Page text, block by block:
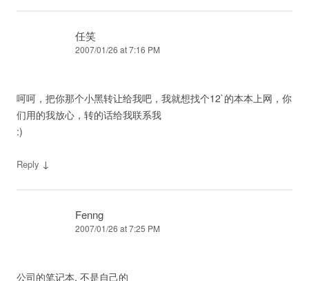
任笑
2007/01/26 at 7:16 PM
呵呵，把你那个小黑转让给我吧，我就想找个12`的本本上网，你
们用的我放心，转的话给我联系我
:)
Reply ↓
Fenng
2007/01/26 at 7:25 PM
公司的笔记本, 不是自己的